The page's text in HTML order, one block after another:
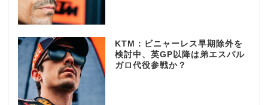
KTM：ビニャーレス早期除外を
検討中、英GP以降は弟エスパル
ガロ代役参戦か？